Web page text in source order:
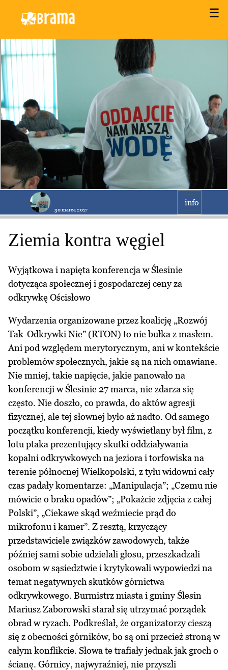
☰
30 marca 2017
info
Ziemia kontra węgiel
Wyjątkowa i napięta konferencja w Ślesinie
dotycząca społecznej i gospodarczej ceny za
odkrywkę Ościsłowo
Wydarzenia organizowane przez koalicję „Rozwój
Tak-Odkrywki Nie” (RTON) to nie bułka z masłem.
Ani pod względem merytorycznym, ani w kontekście
problemów społecznych, jakie są na nich omawiane.
Nie mniej, takie napięcie, jakie panowało na
konferencji w Ślesinie 27 marca, nie zdarza się
często. Nie doszło, co prawda, do aktów agresji
fizycznej, ale tej słownej było aż nadto. Od samego
początku konferencji, kiedy wyświetlany był film, z
lotu ptaka prezentujący skutki oddziaływania
kopalni odkrywkowych na jeziora i torfowiska na
terenie północnej Wielkopolski, z tyłu widowni cały
czas padały komentarze: „Manipulacja”; „Czemu nie
mówicie o braku opadów”; „Pokażcie zdjęcia z całej
Polski”, „Ciekawe skąd weźmiecie prąd do
mikrofonu i kamer”. Z resztą, krzyczący
przedstawiciele związków zawodowych, także
później sami sobie udzielali głosu, przeszkadzali
osobom w sąsiedztwie i krytykowali wypowiedzi na
temat negatywnych skutków górnictwa
odkrywkowego. Burmistrz miasta i gminy Ślesin
Mariusz Zaborowski starał się utrzymać porządek
obrad w ryzach. Podkreślał, że organizatorzy cieszą
się z obecności górników, bo są oni przecież stroną w
całym konflikcie. Słowa te trafiały jednak jak groch o
ścianę. Górnicy, najwyraźniej, nie przyszli